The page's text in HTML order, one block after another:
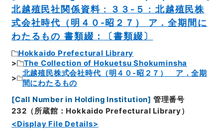
北越殖民社関係資料 : ３３‐５ : 北越殖民株
式会社時代（明４０‐昭２７） ア．全期間に
わたるもの 書類綴：〔書類綴〕
Hokkaido Prefectural Library
The Collection of Hokuetsu Shokuminsha
北越殖民株式会社時代（明４０‐昭２７） ア．全期
間にわたるもの
[Call Number in Holding Institution] 管理番号
232（所蔵館：Hokkaido Prefectural Library）
<Display File Details>